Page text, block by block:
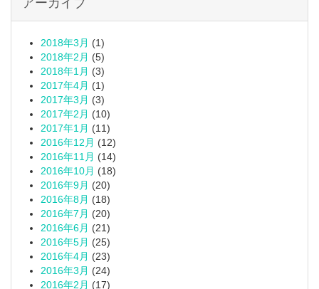
アーカイブ
2018年3月 (1)
2018年2月 (5)
2018年1月 (3)
2017年4月 (1)
2017年3月 (3)
2017年2月 (10)
2017年1月 (11)
2016年12月 (12)
2016年11月 (14)
2016年10月 (18)
2016年9月 (20)
2016年8月 (18)
2016年7月 (20)
2016年6月 (21)
2016年5月 (25)
2016年4月 (23)
2016年3月 (24)
2016年2月 (17)